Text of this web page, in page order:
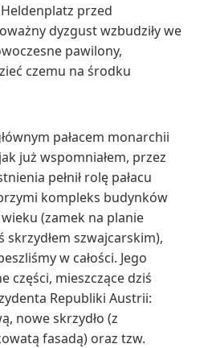
przed
dyzgust wzbudziły we
pawilony,
czemu na środku
pałacem monarchii
już wspomniałem, przez
pełnił rolę pałacu
kompleks budynków
(zamek na planie
szwajcarskim),
w całości. Jego
części, mieszczące dziś
Republiki Austrii:
nowe skrzydło (z
fasadą) oraz tzw.